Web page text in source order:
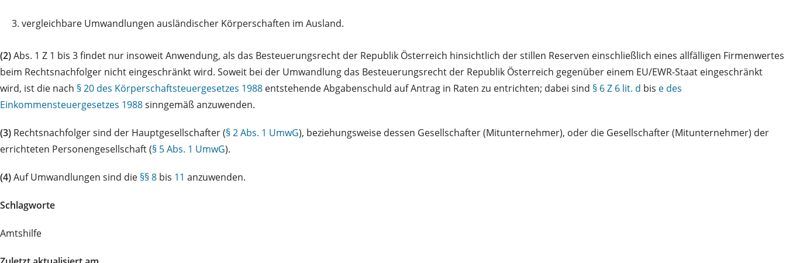
3. vergleichbare Umwandlungen ausländischer Körperschaften im Ausland.
(2)Abs. 1 Z 1 bis 3 findet nur insoweit Anwendung, als das Besteuerungsrecht der Republik Österreich hinsichtlich der stillen Reserven einschließlich eines allfälligen Firmenwertes
beim Rechtsnachfolger nicht eingeschränkt wird. Soweit bei der Umwandlung das Besteuerungsrecht der Republik Österreich gegenüber einem EU/EWR-Staat eingeschränkt
wird, ist die nach § 20 des Körperschaftsteuergesetzes 1988 entstehende Abgabenschuld auf Antrag in Raten zu entrichten; dabei sind § 6 Z 6 lit. d bis e des
Einkommensteuergesetzes 1988sinngemäß anzuwenden.
(3) Rechtsnachfolger sind der Hauptgesellschafter (§ 2 Abs. 1 UmwG), beziehungsweise dessen Gesellschafter (Mitunternehmer), oder die Gesellschafter (Mitunternehmer) der
errichteten Personengesellschaft (§ 5 Abs. 1 UmwG).
(4)Auf Umwandlungen sind die §§ 8 bis 11 anzuwenden.
Schlagworte
Amtshilfe